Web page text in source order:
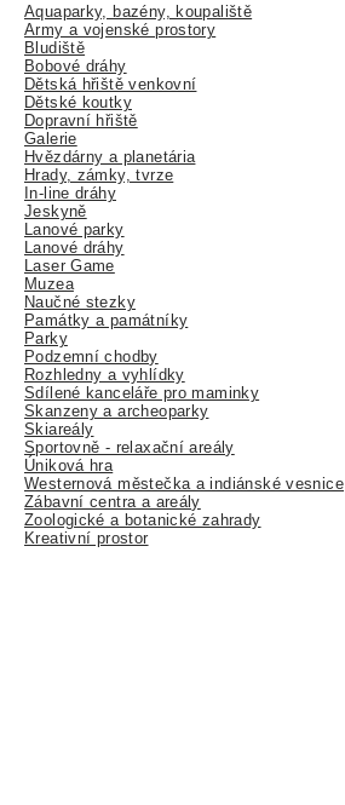
Aquaparky, bazény, koupaliště
Army a vojenské prostory
Bludiště
Bobové dráhy
Dětská hřiště venkovní
Dětské koutky
Dopravní hřiště
Galerie
Hvězdárny a planetária
Hrady, zámky, tvrze
In-line dráhy
Jeskyně
Lanové parky
Lanové dráhy
Laser Game
Muzea
Naučné stezky
Památky a památníky
Parky
Podzemní chodby
Rozhledny a vyhlídky
Sdílené kanceláře pro maminky
Skanzeny a archeoparky
Skiareály
Sportovně - relaxační areály
Úniková hra
Westernová městečka a indiánské vesnice
Zábavní centra a areály
Zoologické a botanické zahrady
Kreativní prostor